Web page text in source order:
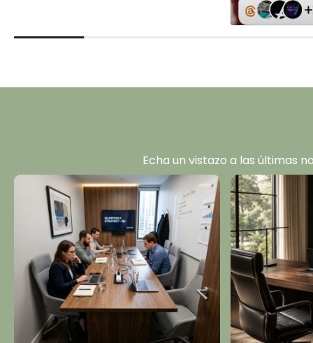
Echa un vistazo a las últimas